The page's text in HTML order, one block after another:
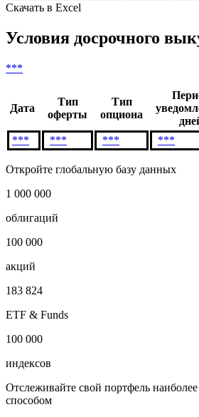
Скачать в Excel
Условия досрочного
***
Дата
Тип
оферты
Тип
опциона
***
*** *** ***
Откройте глобальную базу данных
1 000 000
облигаций
100 000
акций
183 824
ETF & Funds
100 000
индексов
Отслеживайте свой портфель
способом